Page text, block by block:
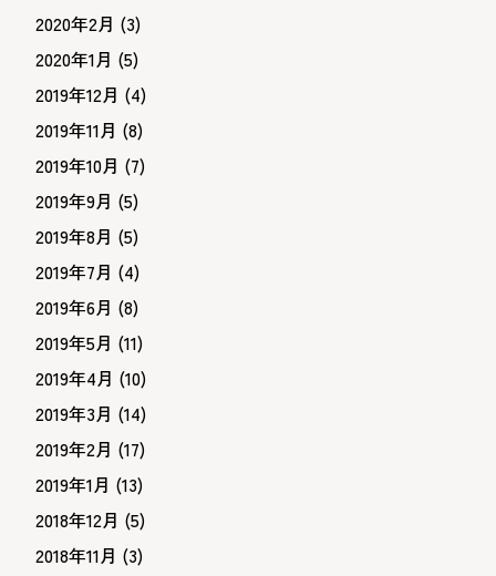
2020年2月 (3)
2020年1月 (5)
2019年12月 (4)
2019年11月 (8)
2019年10月 (7)
2019年9月 (5)
2019年8月 (5)
2019年7月 (4)
2019年6月 (8)
2019年5月 (11)
2019年4月 (10)
2019年3月 (14)
2019年2月 (17)
2019年1月 (13)
2018年12月 (5)
2018年11月 (3)